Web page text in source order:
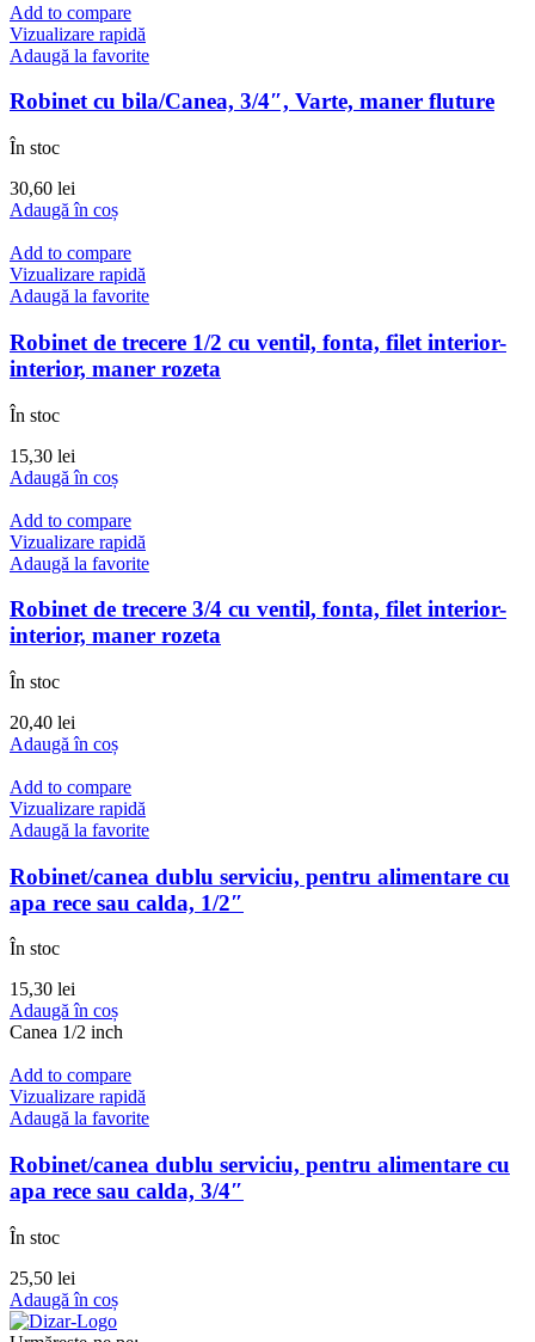
Add to compare
Vizualizare rapidă
Adaugă la favorite
Robinet cu bila/Canea, 3/4″, Varte, maner fluture
În stoc
30,60 lei
Adaugă în coș
Add to compare
Vizualizare rapidă
Adaugă la favorite
Robinet de trecere 1/2 cu ventil, fonta, filet interior-
interior, maner rozeta
În stoc
15,30 lei
Adaugă în coș
Add to compare
Vizualizare rapidă
Adaugă la favorite
Robinet de trecere 3/4 cu ventil, fonta, filet interior-
interior, maner rozeta
În stoc
20,40 lei
Adaugă în coș
Add to compare
Vizualizare rapidă
Adaugă la favorite
Robinet/canea dublu serviciu, pentru alimentare cu
apa rece sau calda, 1/2″
În stoc
15,30 lei
Adaugă în coș
Canea 1/2 inch
Add to compare
Vizualizare rapidă
Adaugă la favorite
Robinet/canea dublu serviciu, pentru alimentare cu
apa rece sau calda, 3/4″
În stoc
25,50 lei
Adaugă în coș